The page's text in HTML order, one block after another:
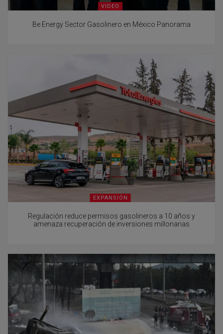
VIDEO
Be Energy Sector Gasolinero en México Panorama
EXPANSIÓN
Regulación reduce permisos gasolineros a 10 años y
amenaza recuperación de inversiones millonarias